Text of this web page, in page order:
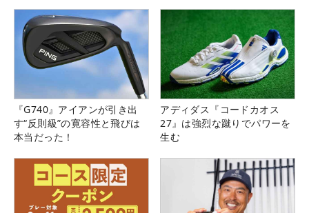
『G740』アイアンが引き出
す“反則級”の寛容性と飛びは
本当だった！
アディダス『コードカオス
27』は強烈な蹴りでパワーを
生む